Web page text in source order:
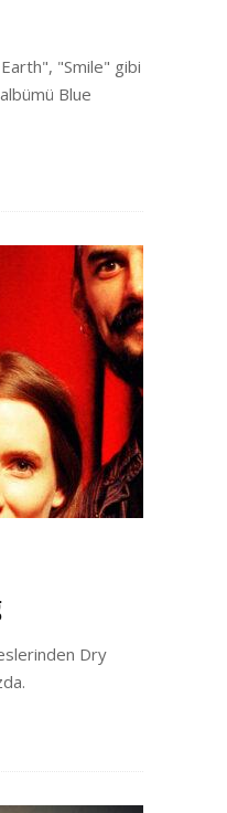
"Smile" gibi
Blue
Dry